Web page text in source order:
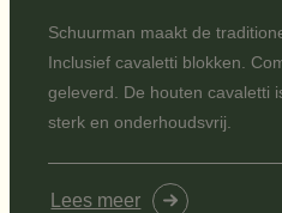
Schuurman maakt de
Inclusief cavaletti blokken.
geleverd. De houten cavaletti
sterk en onderhoudsvrij.
Lees meer